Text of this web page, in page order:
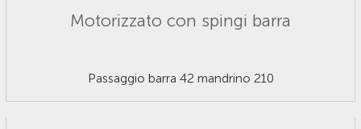
Motorizzato con spingi barra
Passaggio barra 42 mandrino 210